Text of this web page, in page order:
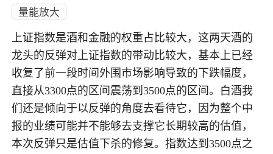
量能放大
上证指数是酒和金融的权重占比较大，这两天酒的
龙头的反弹对上证指数的带动比较大，基本上已经
收复了前一段时间外围市场影响导致的下跌幅度，
直接从3300点的区间震荡到3500点的区间。白酒我
们还是倾向于以反弹的角度去看待它，因为整个中
报的业绩可能并不能够去支撑它长期较高的估值，
本次反弹只是估值下杀的修复。指数达到3500点之